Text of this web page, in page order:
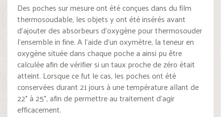
Des poches sur mesure ont été conçues dans du film
thermosoudable, les objets y ont été insérés avant
d’ajouter des absorbeurs d’oxygène pour thermosouder
l’ensemble in fine. A l’aide d’un oxymètre, la teneur en
oxygène située dans chaque poche a ainsi pu être
calculée afin de vérifier si un taux proche de zéro était
atteint. Lorsque ce fut le cas, les poches ont été
conservées durant 21 jours à une température allant de
22° à 25°, afin de permettre au traitement d’agir
efficacement.